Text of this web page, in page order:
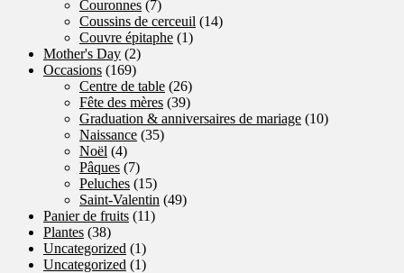
Couronnes (7)
Coussins de cerceuil (14)
Couvre épitaphe (1)
Mother's Day (2)
Occasions (169)
Centre de table (26)
Fête des mères (39)
Graduation & anniversaires de mariage (10)
Naissance (35)
Noël (4)
Pâques (7)
Peluches (15)
Saint-Valentin (49)
Panier de fruits (11)
Plantes (38)
Uncategorized (1)
Uncategorized (1)